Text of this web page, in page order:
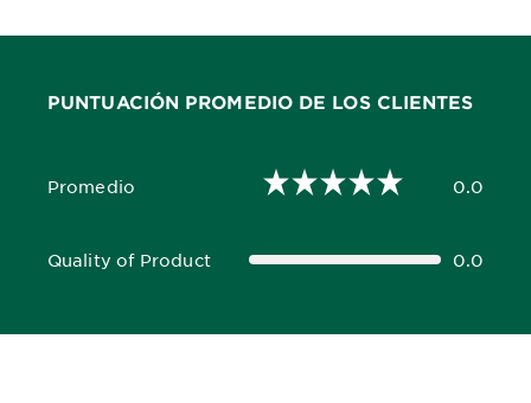
PUNTUACIÓN PROMEDIO DE LOS CLIENTES
Promedio
0.0 out of 5 stars 0.0
Quality of Product
0.0 out of 5 stars 0.0